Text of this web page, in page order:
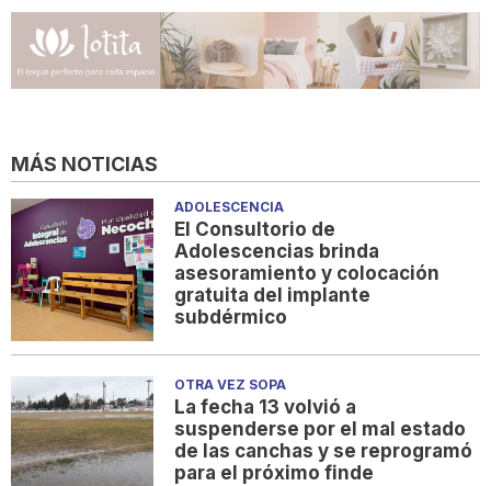
MÁS NOTICIAS
ADOLESCENCIA
El Consultorio de
Adolescencias brinda
asesoramiento y colocación
gratuita del implante
subdérmico
OTRA VEZ SOPA
La fecha 13 volvió a
suspenderse por el mal estado
de las canchas y se reprogramó
para el próximo finde